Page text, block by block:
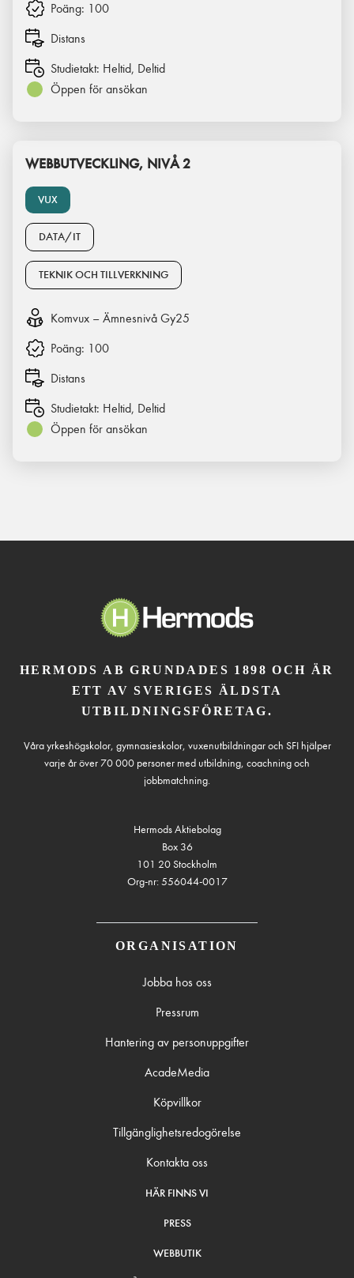
Poäng: 100
Distans
Studietakt: Heltid, Deltid
Öppen för ansökan
VUX
WEBBUTVECKLING, NIVÅ 2
DATA/IT
TEKNIK OCH TILLVERKNING
Komvux – Ämnesnivå Gy25
Poäng: 100
Distans
Studietakt: Heltid, Deltid
Öppen för ansökan
HERMODS AB GRUNDADES 1898 OCH ÄR
ETT AV SVERIGES ÄLDSTA
UTBILDNINGSFÖRETAG.
Våra yrkeshögskolor, gymnasieskolor, vuxenutbildningar och SFI hjälper
varje år över 70 000 personer med utbildning, coachning och
jobbmatchning.
Hermods Aktiebolag
Box 36
101 20 Stockholm
Org-nr: 556044-0017
ORGANISATION
Jobba hos oss
Pressrum
Hantering av personuppgifter
AcadeMedia
Köpvillkor
Tillgänglighetsredogörelse
Kontakta oss
HÄR FINNS VI
PRESS
WEBBUTIK